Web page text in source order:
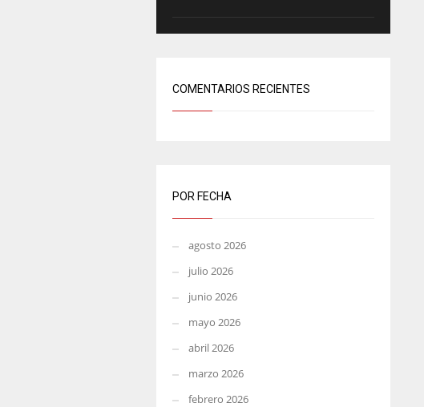
COMENTARIOS RECIENTES
POR FECHA
agosto 2026
julio 2026
junio 2026
mayo 2026
abril 2026
marzo 2026
febrero 2026